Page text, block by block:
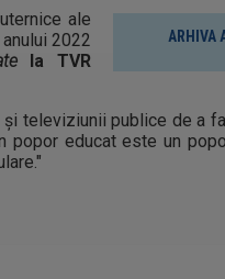
ARHIVA
ale
2022
la TVR
televiziunii publice de a
popor educat este un